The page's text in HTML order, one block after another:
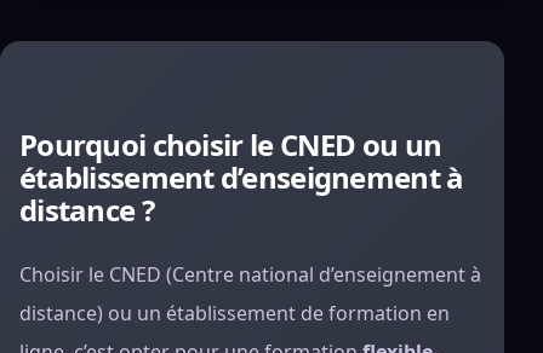
Pourquoi choisir le CNED ou un
établissement d’enseignement à
distance ?
Choisir le CNED (Centre national d’enseignement à
distance) ou un établissement de formation en